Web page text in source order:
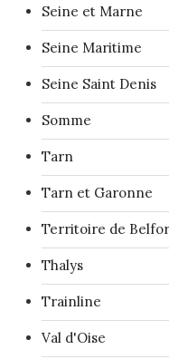
Seine et Marne
Seine Maritime
Seine Saint Denis
Somme
Tarn
Tarn et Garonne
Territoire de
Thalys
Trainline
Val d'Oise